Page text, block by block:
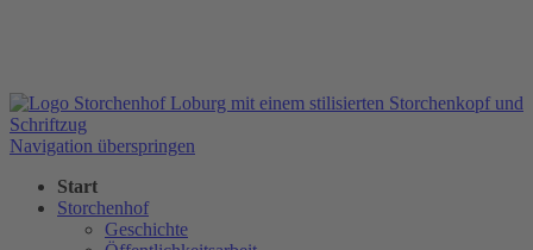
Navigation überspringen
Start
Storchenhof
Geschichte